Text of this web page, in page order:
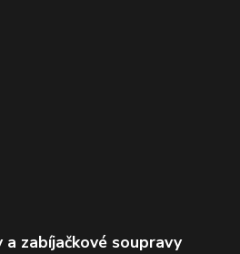
zabíjačkové soupravy